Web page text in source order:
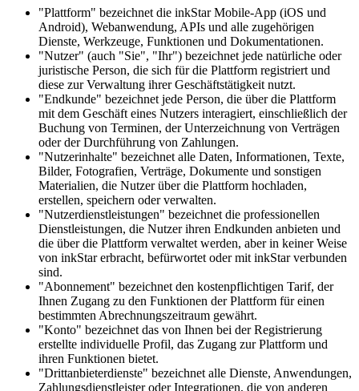
"Plattform" bezeichnet die inkStar Mobile-App (iOS und
Android), Webanwendung, APIs und alle zugehörigen
Dienste, Werkzeuge, Funktionen und Dokumentationen.
"Nutzer" (auch "Sie", "Ihr") bezeichnet jede natürliche oder
juristische Person, die sich für die Plattform registriert und
diese zur Verwaltung ihrer Geschäftstätigkeit nutzt.
"Endkunde" bezeichnet jede Person, die über die Plattform
mit dem Geschäft eines Nutzers interagiert, einschließlich der
Buchung von Terminen, der Unterzeichnung von Verträgen
oder der Durchführung von Zahlungen.
"Nutzerinhalte" bezeichnet alle Daten, Informationen, Texte,
Bilder, Fotografien, Verträge, Dokumente und sonstigen
Materialien, die Nutzer über die Plattform hochladen,
erstellen, speichern oder verwalten.
"Nutzerdienstleistungen" bezeichnet die professionellen
Dienstleistungen, die Nutzer ihren Endkunden anbieten und
die über die Plattform verwaltet werden, aber in keiner Weise
von inkStar erbracht, befürwortet oder mit inkStar verbunden
sind.
"Abonnement" bezeichnet den kostenpflichtigen Tarif, der
Ihnen Zugang zu den Funktionen der Plattform für einen
bestimmten Abrechnungszeitraum gewährt.
"Konto" bezeichnet das von Ihnen bei der Registrierung
erstellte individuelle Profil, das Zugang zur Plattform und
ihren Funktionen bietet.
"Drittanbieterdienste" bezeichnet alle Dienste, Anwendungen,
Zahlungsdienstleister oder Integrationen, die von anderen